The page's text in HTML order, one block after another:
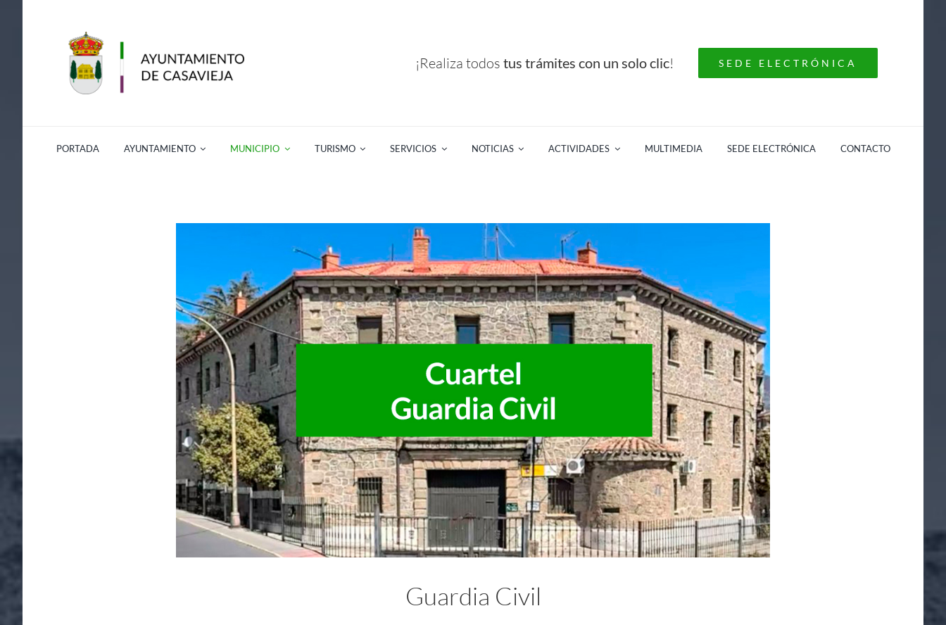
¡Realiza todos tus trámites con un solo clic! SEDE ELECTRÓNICA
PORTADA AYUNTAMIENTO MUNICIPIO TURISMO SERVICIOS NOTICIAS ACTIVIDADES MULTIMEDIA SEDE ELECTRÓNICA CONTACTO
Guardia Civil